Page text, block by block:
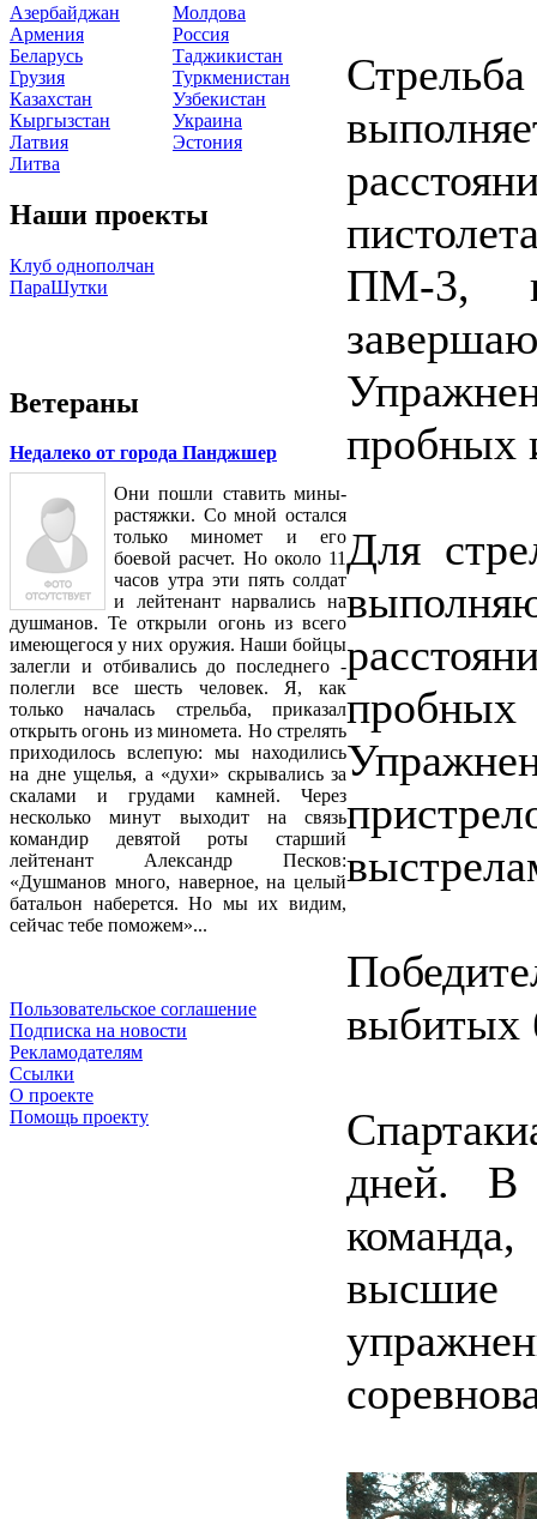
Азербайджан
Армения
Беларусь
Грузия
Казахстан
Кыргызстан
Латвия
Литва
Молдова
Россия
Таджикистан
Туркменистан
Узбекистан
Украина
Эстония
Наши проекты
Клуб однополчан
ПараШутки
Ветераны
Недалеко от города Панджшер
Они пошли ставить мины-
растяжки. Со мной остался
только миномет и его
боевой расчет. Но около 11
часов утра эти пять солдат
и лейтенант нарвались на
душманов. Те открыли огонь из всего
имеющегося у них оружия. Наши бойцы
залегли и отбивались до последнего -
полегли все шесть человек. Я, как
только началась стрельба, приказал
открыть огонь из миномета. Но стрелять
приходилось вслепую: мы находились
на дне ущелья, а «духи» скрывались за
скалами и грудами камней. Через
несколько минут выходит на связь
командир девятой роты старший
лейтенант Александр Песков:
«Душманов много, наверное, на целый
батальон наберется. Но мы их видим,
сейчас тебе поможем»...
Пользовательское соглашение
Подписка на новости
Рекламодателям
Ссылки
О проекте
Помощь проекту
ПМ-3,
пробных
Для
выбитых
дней. В